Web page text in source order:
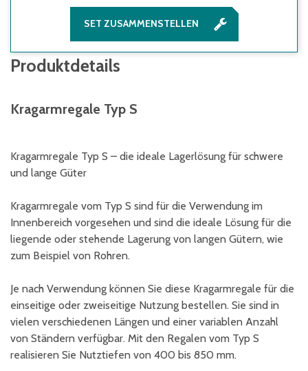
SET ZUSAMMENSTELLEN
Produktdetails
Kragarmregale Typ S
Kragarmregale Typ S – die ideale Lagerlösung für schwere
und lange Güter
Kragarmregale vom Typ S sind für die Verwendung im
Innenbereich vorgesehen und sind die ideale Lösung für die
liegende oder stehende Lagerung von langen Gütern, wie
zum Beispiel von Rohren.
Je nach Verwendung können Sie diese Kragarmregale für die
einseitige oder zweiseitige Nutzung bestellen. Sie sind in
vielen verschiedenen Längen und einer variablen Anzahl
von Ständern verfügbar. Mit den Regalen vom Typ S
realisieren Sie Nutztiefen von 400 bis 850 mm.